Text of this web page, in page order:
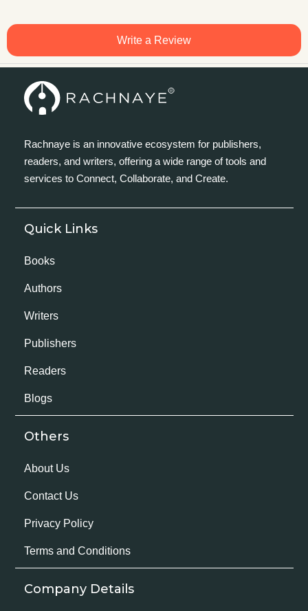
Write a Review
Rachnaye is an innovative ecosystem for publishers,
readers, and writers, offering a wide range of tools and
services to Connect, Collaborate, and Create.
Quick Links
Books
Authors
Writers
Publishers
Readers
Blogs
Others
About Us
Contact Us
Privacy Policy
Terms and Conditions
Company Details